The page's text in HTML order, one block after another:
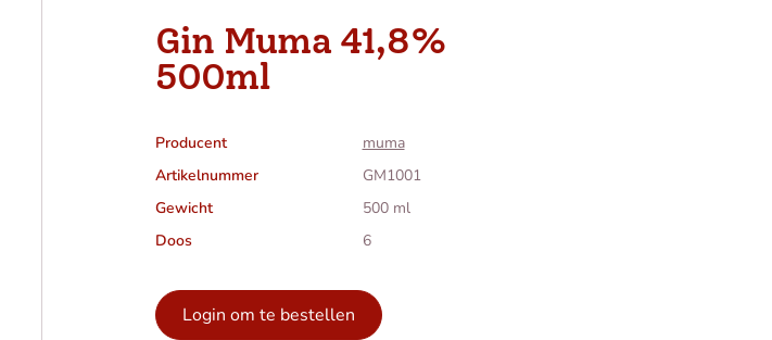
Gin Muma 41,8%
500ml
Producent
muma
Artikelnummer
GM1001
Gewicht
500 ml
Doos
6
Login om te bestellen